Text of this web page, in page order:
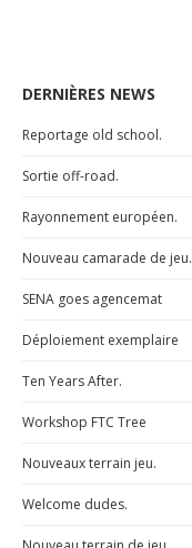
DERNIÈRES NEWS
Reportage old school.
Sortie off-road.
Rayonnement européen.
Nouveau camarade de jeu.
SENA goes agencemat
Déploiement exemplaire
Ten Years After.
Workshop FTC Tree
Nouveaux terrain jeu.
Welcome dudes.